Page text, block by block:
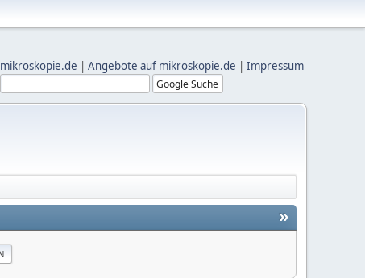
mikroskopie.de | Angebote auf mikroskopie.de | Impressum
»